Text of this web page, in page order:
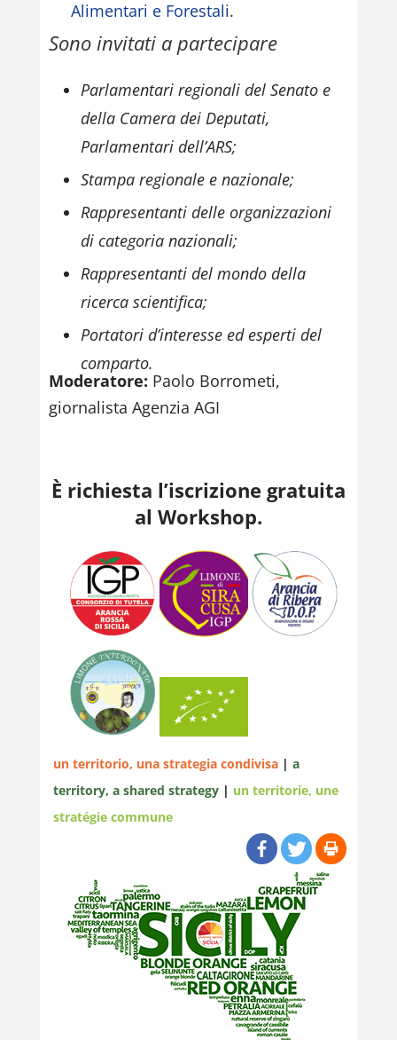
Alimentari e Forestali.
Sono invitati a partecipare
Parlamentari regionali del Senato e
della Camera dei Deputati,
Parlamentari dell’ARS;
Stampa regionale e nazionale;
Rappresentanti delle organizzazioni
di categoria nazionali;
Rappresentanti del mondo della
ricerca scientifica;
Portatori d’interesse ed esperti del
comparto.
Moderatore: Paolo Borrometi,
giornalista Agenzia AGI
È richiesta l’iscrizione gratuita
al Workshop.
un territorio, una strategia condivisa| a
territory, a shared strategy| un territorie, une
stratégie commune